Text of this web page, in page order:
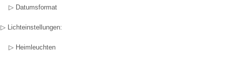
▷ Datumsformat
▷ Lichteinstellungen:
▷ Heimleuchten